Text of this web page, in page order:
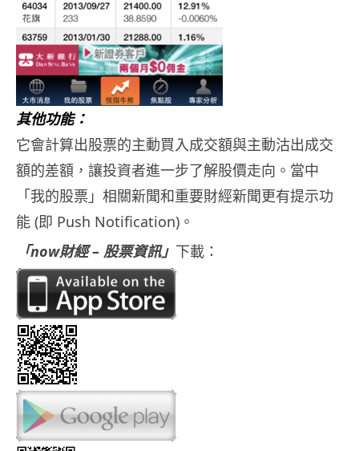
其他功能：
它會計算出股票的主動買入成交額與主動沽出成交
額的差額，讓投資者進一步了解股價走向。當中
「我的股票」相關新聞和重要財經新聞更有提示功
能 (即 Push Notification)。
「now財經 – 股票資訊」 下載：